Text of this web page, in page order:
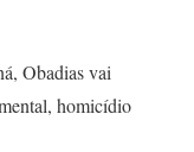
Obadias vai
homicídio